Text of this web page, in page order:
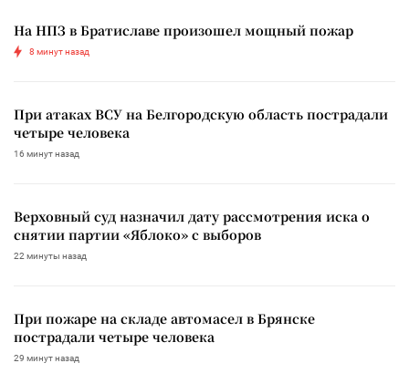
На НПЗ в Братиславе произошел мощный пожар
8 минут назад
При атаках ВСУ на Белгородскую область пострадали
четыре человека
16 минут назад
Верховный суд назначил дату рассмотрения иска о
снятии партии «Яблоко» с выборов
22 минуты назад
При пожаре на складе автомасел в Брянске
пострадали четыре человека
29 минут назад